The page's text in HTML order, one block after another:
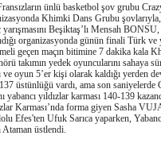
ünlü basketbol şov grubu
Khimki Dans Grubu
yarışmasını Beşiktaş’lı Mensah
organizasyonda günün finali Türk ve
geçen maçın bitimine 7 dakika kala
takımın yedek oyuncularını sahaya
ve oyun 5’er kişi olarak kaldığı yerden
üstünlüğü vardı, ama son
yabancı yıldızlar karması 140-139
Karması’nda forma giyen Sasha
Efes'ten Ufuk Sarıca yaparken,
üstlendi.